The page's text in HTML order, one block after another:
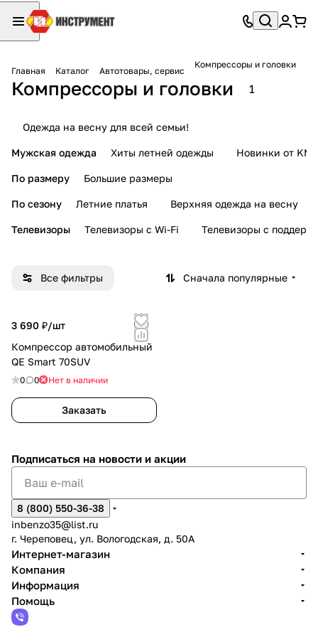
Главная Каталог Автотовары, сервис
Компрессоры и головки
Компрессоры и головки 1
Одежда на весну для всей семьи!
Мужская одежда Хиты летней одежды Новинки от KMI
По размеру Большие размеры
По сезону Летние платья Верхняя одежда на весну
Телевизоры Телевизоры с Wi-Fi Телевизоры с
Все фильтры Сначала популярные
3 690 ₽/шт
Компрессор автомобильный
QE Smart 70SUV
0 0 Нет в наличии
Заказать
Подписаться на новости и акции
8 (800) 550-36-38
inbenzo35@list.ru
г. Череповец, ул. Вологодская, д. 50А
Интернет-магазин
Компания
Информация
Помощь